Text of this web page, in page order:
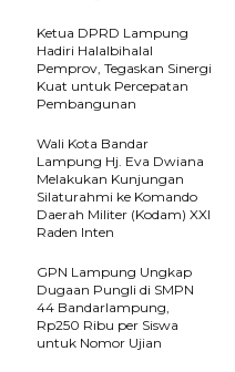
Ketua DPRD Lampung
Hadiri Halalbihalal
Pemprov, Tegaskan Sinergi
Kuat untuk Percepatan
Pembangunan
Wali Kota Bandar
Lampung Hj. Eva Dwiana
Melakukan Kunjungan
Silaturahmi ke Komando
Daerah Militer (Kodam) XXI
Raden Inten
GPN Lampung Ungkap
Dugaan Pungli di SMPN
44 Bandarlampung,
Rp250 Ribu per Siswa
untuk Nomor Ujian